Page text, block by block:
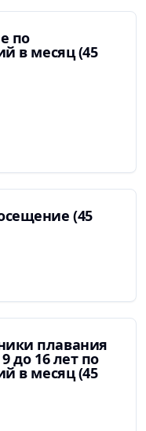
попробовать
расположен
базы БГУФК и имеет
все
бассейнам,
или просто
воде.
по
в месяц (45
(45
плавания
до 16 лет по
в месяц (45